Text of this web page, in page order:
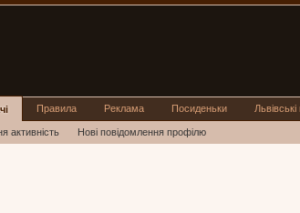
активність Нові повідомлення профілю
Правила Реклама Посиденьки